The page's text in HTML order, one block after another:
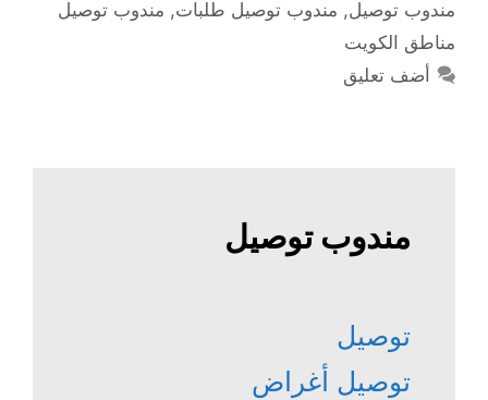
مندوب توصيل, مندوب توصيل طلبات, مندوب توصيل
مناطق الكويت
أضف تعليق
مندوب توصيل
توصيل
توصيل أغراض